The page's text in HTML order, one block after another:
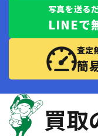
写真を送る
LINEで
査定
簡
買取